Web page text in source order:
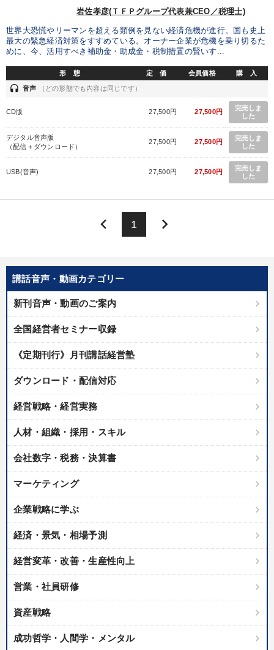
講話音声・動画カテゴリー
新刊音声・動画のご案内
全国経営者セミナー収録
《定期刊行》月刊講話経営塾
ダウンロード・配信対応
経営戦略・経営実務
人材・組織・採用・スキル
会社数字・税務・決算書
マーケティング
企業戦略に学ぶ
経済・景気・相場予測
経営変革・改善・生産性向上
営業・社員研修
資産戦略
成功哲学・人間学・メンタル
岩佐孝彦(ＴＦＰグループ代表兼CEO／税理士)
世界大恐慌やリーマンを超える類例を見ない経済危機が進行。国も史上
最大の緊急経済対策をすすめている。オーナー企業が危機を乗り切るた
めに、今、活用すべき補助金・助成金・税制措置の賢いす...
形 態 定 価 会員価格 購 入
headset 音声 （どの形態でも内容は同じです）
CD版 27,500円 27,500円
完売しま
した
デジタル音声版
（配信＋ダウンロード）
27,500円 27,500円
完売しま
した
USB(音声) 27,500円 27,500円
完売しま
した
keyboard_arrow_left 1 keyboard_arrow_right